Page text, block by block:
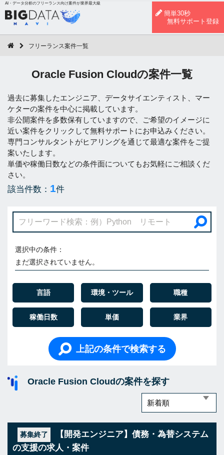
AI・データ分析のフリーランス向け案件が業界最大級
簡単30秒
無料サポート登録
フリーランス案件一覧
Oracle Fusion Cloudの案件一覧
過去に募集したエンジニア、データサイエンティスト、マー
ケターの案件を中心に掲載しています。
非公開案件を多数保有していますので、ご希望のイメージに
近い案件をクリックして無料サポートにお申込みください。
専門コンサルタントがヒアリングを通じて最適な案件をご提
案いたします。
単価や稼働日数などの条件面についてもお気軽にご相談くだ
さい。
該当件数： 1件
選択中の条件：
まだ選択されていません。
言語 環境・ツール 職種
稼働日数 単価 業界
上記の条件で検索する
Oracle Fusion Cloudの案件を探す
募集終了
【開発エンジニア】債務・為替システム
の支援の求人・案件